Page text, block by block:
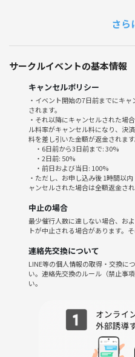
○持ち物
カメラ(携帯でも可)
○チャツボミゴケ公園詳細
https://
○横手山スカイレーター詳細
https://yokoteyama2307.com/fee/
新宿発で群馬県チャツボミゴケ
高の高いパン屋)、草津温泉に撮影
交通費は参加者全員で割り勘とし
4人参加の場合7,000〜8,000円程度
入場料別途(チャツボミゴケ公園
○当日のスケジュール
7:00 新宿駅西口集合
(西口ロータリーに車を停めます)
11:00 チャツボミゴケ公園
さら
サークルイベントの基本情報
キャンセルポリシー
・イベント開始の7日前までにキ
されます。
・それ以降にキャンセルされた場
ル料率がキャンセル料になり、決
料を差し引いた金額が返金されます
・6日前から3日前まで: 30%
・2日前: 50%
・前日および当日: 100%
・ただし、お申し込み後 1時間以
ャンセルされた場合は全額返金され
中止の場合
最少催行人数に達しない場合、お
トが中止される場合があります。
連絡先交換について
LINE等の個人情報の取得・交換に
い。連絡先交換のルール（禁止事
い。